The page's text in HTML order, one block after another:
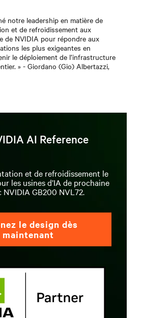
notre leadership en matière de
et de refroidissement aux
de NVIDIA pour répondre aux
les plus exigeantes en
le déploiement de l’infrastructure
» - Giordano (Gio) Albertazzi,
AI Reference
et de refroidissement le
les usines d’IA de prochaine
GB200 NVL72.
le design dès
maintenant